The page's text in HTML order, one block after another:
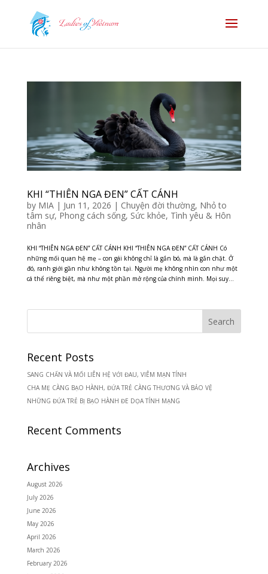
KHI “THIÊN NGA ĐEN” CẤT CÁNH
by MIA| Jun 11, 2026 | Chuyện đời thường, Nhỏ to
tâm sự, Phong cách sống, Sức khỏe, Tình yêu & Hôn
nhân
KHI “THIÊN NGA ĐEN” CẤT CÁNH KHI “THIÊN NGA ĐEN” CẤT CÁNH Có
những mối quan hệ mẹ – con gái không chỉ là gắn bó, mà là gắn chặt. Ở
đó, ranh giới gần như không tồn tại. Người mẹ không nhìn con như một
cá thể riêng biệt, mà như một phần mở rộng của chính mình. Mọi suy...
Recent Posts
SANG CHẤN VÀ MỐI LIÊN HỆ VỚI ĐAU, VIÊM MẠN TÍNH
CHA MẸ CÀNG BẠO HÀNH, ĐỨA TRẺ CÀNG THƯƠNG VÀ BẢO VỆ
NHỮNG ĐỨA TRẺ BỊ BẠO HÀNH ĐE DỌA TÍNH MẠNG
Recent Comments
Archives
August 2026
July 2026
June 2026
May 2026
April 2026
March 2026
February 2026